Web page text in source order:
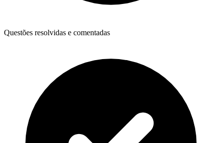
Questões resolvidas e comentadas